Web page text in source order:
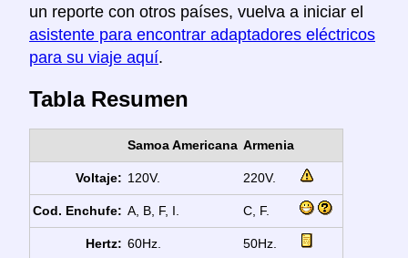
un reporte con otros países, vuelva a iniciar el
asistente para encontrar adaptadores eléctricos
para su viaje aquí.
Tabla Resumen
Samoa Americana Armenia
Voltaje: 120V. 220V.
Cod. Enchufe: A, B, F, I. C, F.
Hertz: 60Hz. 50Hz.